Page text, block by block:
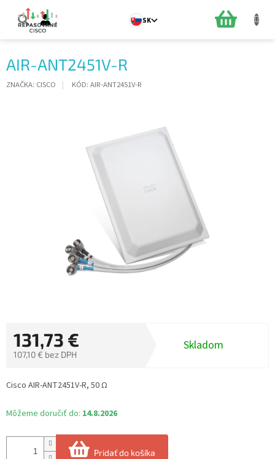
obsah
SK
AIR-ANT2451V-R
ZNAČKA: CISCO KÓD: AIR-ANT2451V-R
131,73 €
107,10 € bez DPH
cena:
Skladom
Môžeme doručiť do: 14.8.2026
Pridať do košíka
Cisco AIR-ANT2451V-R, 50 Ω